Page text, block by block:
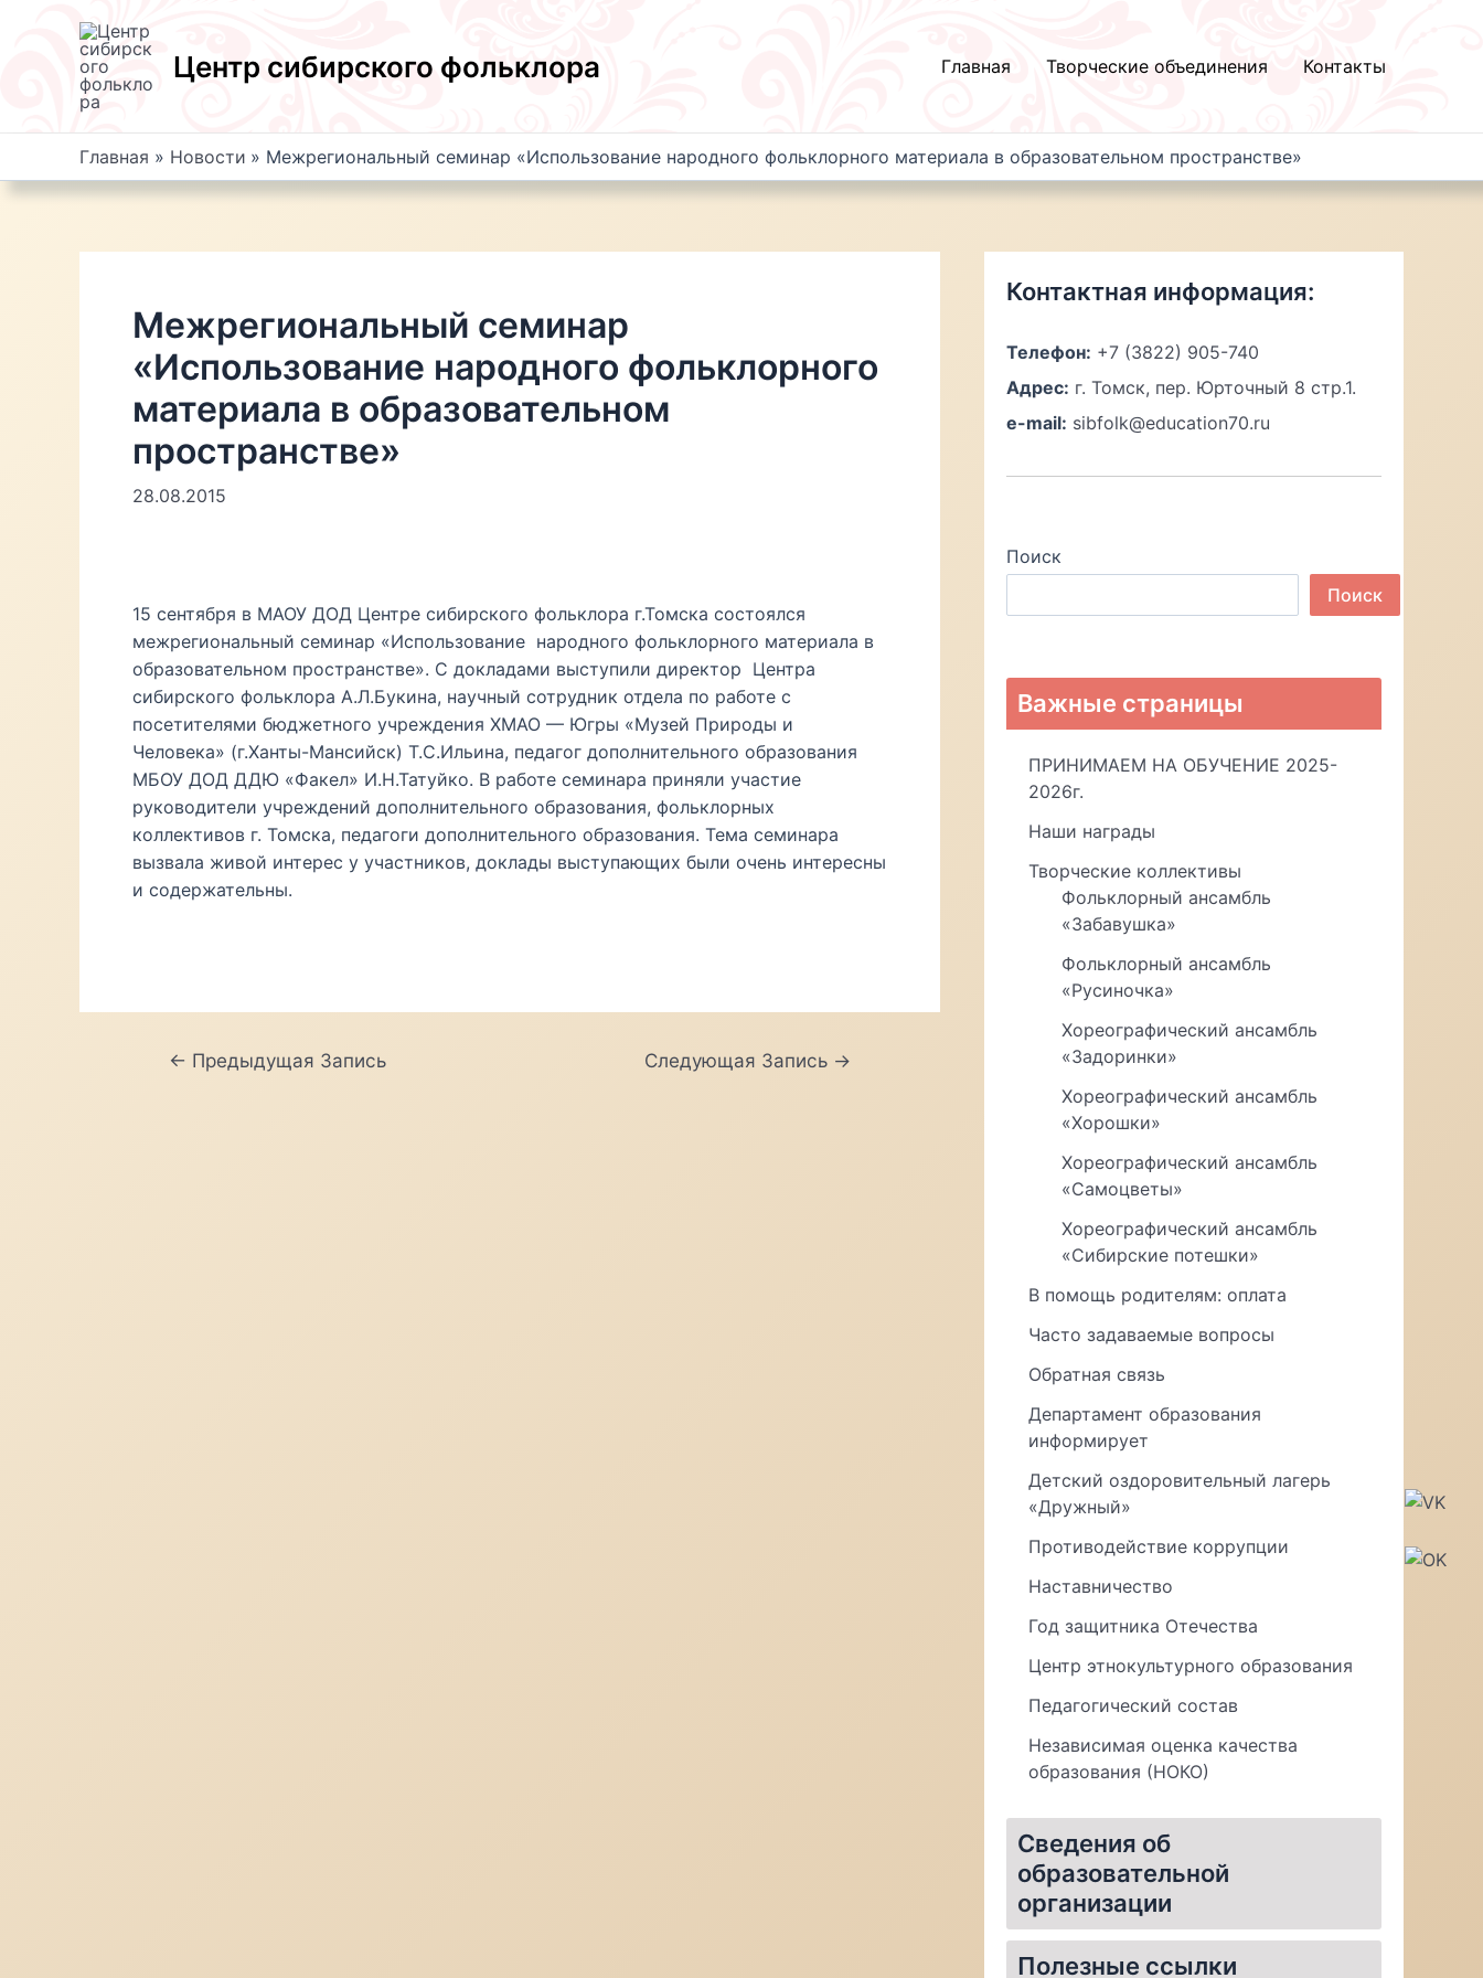
содержимому
Центр сибирского фольклора Главная Творческие объединения Контакты
Главная Новости Межрегиональный семинар «Использование народного фольклорного материала в образовательном пространстве»
Межрегиональный семинар
«Использование народного фольклорного
материала в образовательном
пространстве»
28.08.2015
15 сентября в МАОУ ДОД Центре сибирского фольклора г.Томска состоялся
межрегиональный семинар «Использование народного фольклорного материала в
образовательном пространстве». С докладами выступили директор Центра
сибирского фольклора А.Л.Букина, научный сотрудник отдела по работе с
посетителями бюджетного учреждения ХМАО — Югры «Музей Природы и
Человека» (г.Ханты-Мансийск) Т.С.Ильина, педагог дополнительного образования
МБОУ ДОД ДДЮ «Факел» И.Н.Татуйко. В работе семинара приняли участие
руководители учреждений дополнительного образования, фольклорных
коллективов г. Томска, педагоги дополнительного образования. Тема семинара
вызвала живой интерес у участников, доклады выступающих были очень интересны
и содержательны.
Навигация
← Предыдущая Запись Следующая Запись →
Контактная информация:
Телефон: +7 (3822) 905-740
Адрес: г. Томск, пер. Юрточный 8 стр.1.
e-mail: sibfolk@education70.ru
Поиск
Поиск
Важные страницы
ПРИНИМАЕМ НА ОБУЧЕНИЕ 2025-
2026г.
Наши награды
Творческие коллективы
Фольклорный ансамбль
«Забавушка»
Фольклорный ансамбль
«Русиночка»
Хореографический ансамбль
«Задоринки»
Хореографический ансамбль
«Хорошки»
Хореографический ансамбль
«Самоцветы»
Хореографический ансамбль
«Сибирские потешки»
В помощь родителям: оплата
Часто задаваемые вопросы
Обратная связь
Департамент образования
информирует
Детский оздоровительный лагерь
«Дружный»
Противодействие коррупции
Наставничество
Год защитника Отечества
Центр этнокультурного образования
Педагогический состав
Независимая оценка качества
образования (НОКО)
Сведения об
образовательной
организации
Полезные ссылки